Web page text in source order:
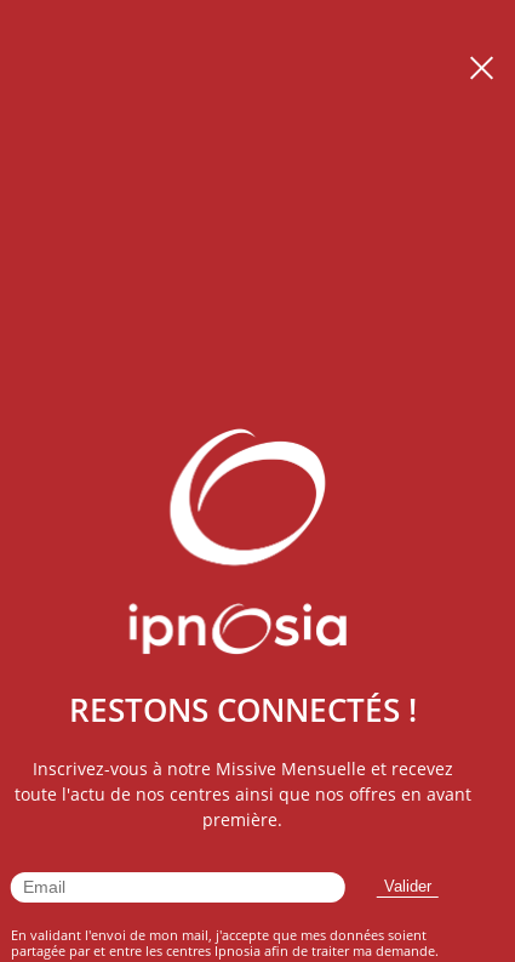
RESTONS CONNECTÉS !
Inscrivez-vous à notre Missive Mensuelle et recevez
toute l'actu de nos centres ainsi que nos offres en avant
première.
En validant l'envoi de mon mail, j'accepte que mes données soient
partagée par et entre les centres Ipnosia afin de traiter ma demande.